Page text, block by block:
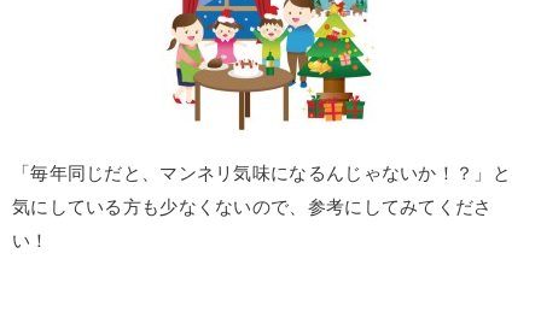
「毎年同じだと、マンネリ気味になるんじゃないか！？」と
気にしている方も少なくないので、参考にしてみてくださ
い！